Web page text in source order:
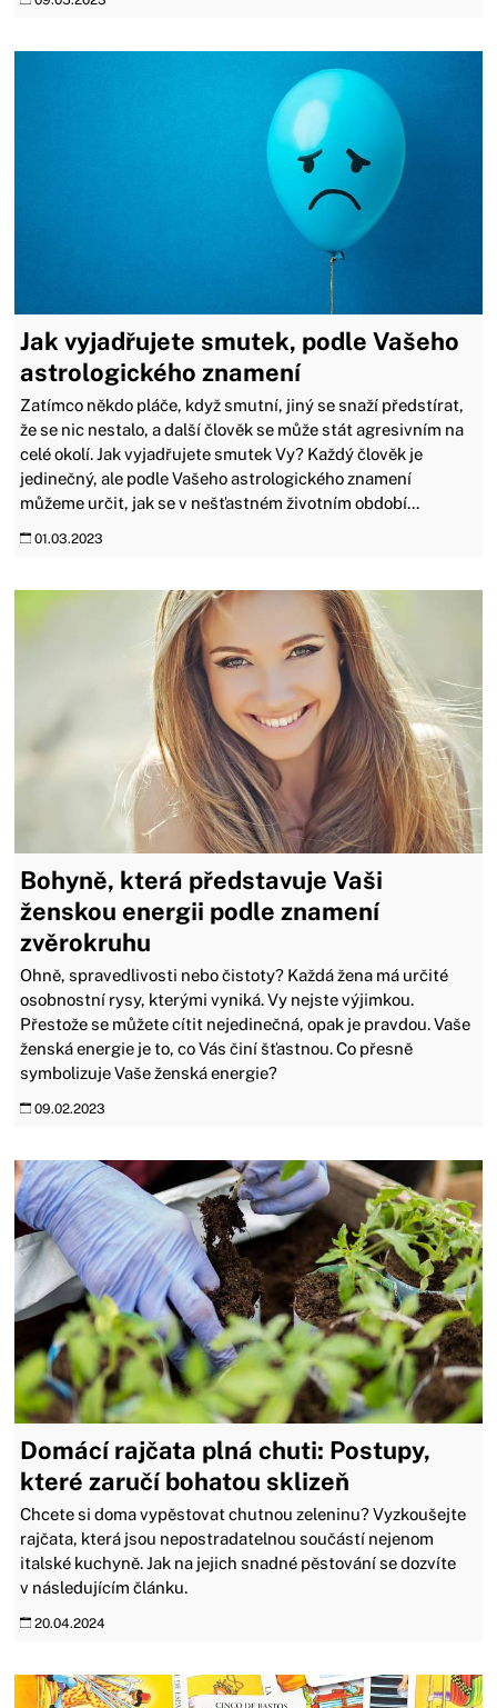
Jak vyjadřujete smutek, podle Vašeho
astrologického znamení
Zatímco někdo pláče, když smutní, jiný se snaží předstírat,
že se nic nestalo, a další člověk se může stát agresivním na
celé okolí. Jak vyjadřujete smutek Vy? Každý člověk je
jedinečný, ale podle Vašeho astrologického znamení
můžeme určit, jak se v nešťastném životním období...
01.03.2023
Bohyně, která představuje Vaši
ženskou energii podle znamení
zvěrokruhu
​​​​​​​Ohně, spravedlivosti nebo čistoty? Každá žena má určité
osobnostní rysy, kterými vyniká. Vy nejste výjimkou.
Přestože se můžete cítit nejedinečná, opak je pravdou. Vaše
ženská energie je to, co Vás činí šťastnou. Co přesně
symbolizuje Vaše ženská energie?
09.02.2023
Domácí rajčata plná chuti: Postupy,
které zaručí bohatou sklizeň
Chcete si doma vypěstovat chutnou zeleninu? Vyzkoušejte
rajčata, která jsou nepostradatelnou součástí nejenom
italské kuchyně. Jak na jejich snadné pěstování se dozvíte
v následujícím článku.
20.04.2024